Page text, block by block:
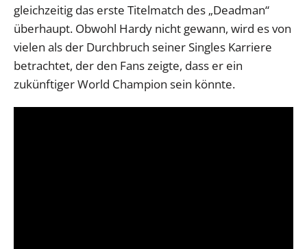
gleichzeitig das erste Titelmatch des „Deadman“
überhaupt. Obwohl Hardy nicht gewann, wird es von
vielen als der Durchbruch seiner Singles Karriere
betrachtet, der den Fans zeigte, dass er ein
zukünftiger World Champion sein könnte.